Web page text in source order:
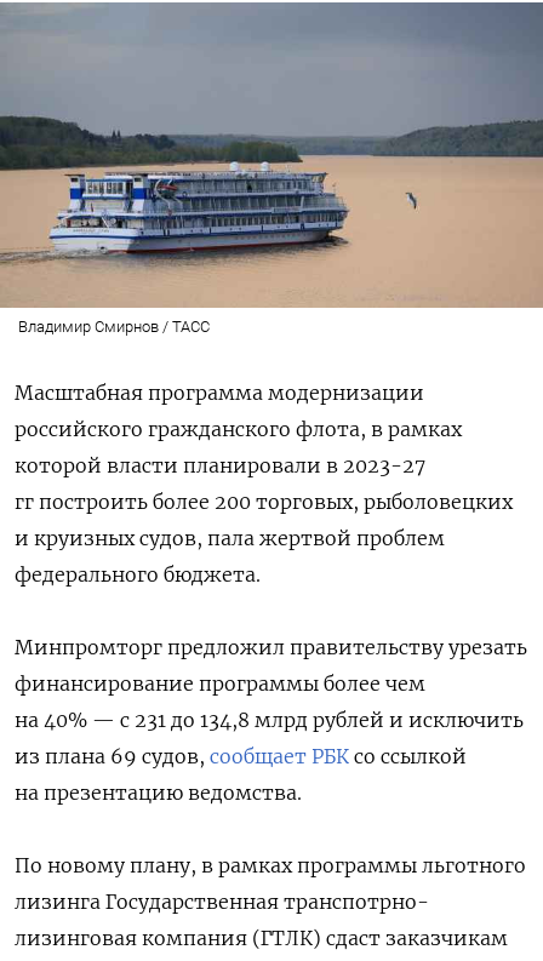
Владимир Смирнов / ТАСС
Масштабная программа модернизации
российского гражданского флота, в рамках
которой власти планировали в 2023-27
гг построить более 200 торговых, рыболовецких
и круизных судов, пала жертвой проблем
федерального бюджета.
Минпромторг предложил правительству урезать
финансирование программы более чем
на 40% — с 231 до 134,8 млрд рублей и исключить
из плана 69 судов, сообщает РБК со ссылкой
на презентацию ведомства.
По новому плану, в рамках программы льготного
лизинга Государственная транспотрно-
лизинговая компания (ГТЛК) сдаст заказчикам